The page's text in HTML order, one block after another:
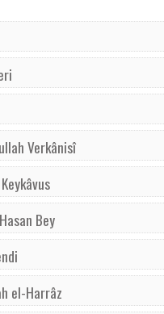
Verkânisî
Bey
el-Harrâz